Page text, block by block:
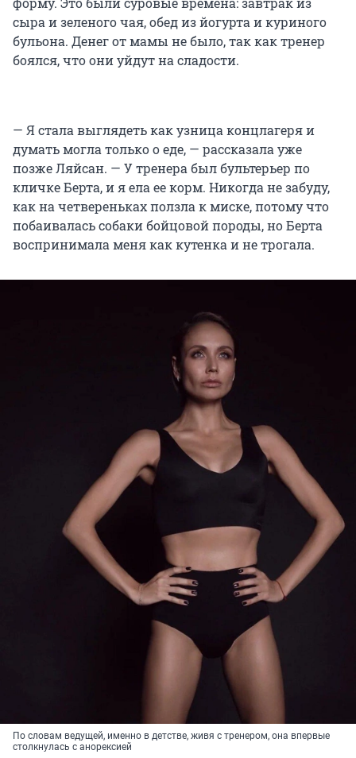
сыра и зеленого чая, обед из йогурта и куриного
бульона. Денег от мамы не было, так как тренер
боялся, что они уйдут на сладости.
— Я стала выглядеть как узница концлагеря и
думать могла только о еде, — рассказала уже
позже Ляйсан. — У тренера был бультерьер по
кличке Берта, и я ела ее корм. Никогда не забуду,
как на четвереньках ползла к миске, потому что
побаивалась собаки бойцовой породы, но Берта
воспринимала меня как кутенка и не трогала.
По словам ведущей, именно в детстве, живя с тренером, она впервые
столкнулась с анорексией